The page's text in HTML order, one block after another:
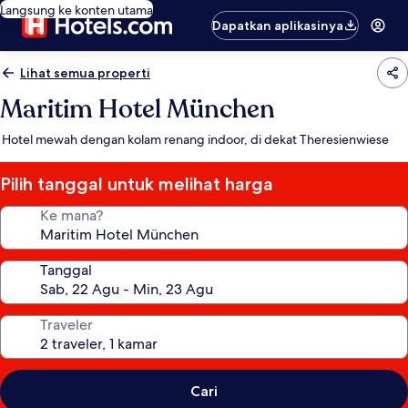
Langsung ke konten utama
Dapatkan aplikasinya
Lihat semua properti
Maritim Hotel München
Hotel mewah dengan kolam renang indoor, di dekat Theresienwiese
Pilih tanggal untuk melihat harga
Ke mana?
Tanggal
Traveler
Cari